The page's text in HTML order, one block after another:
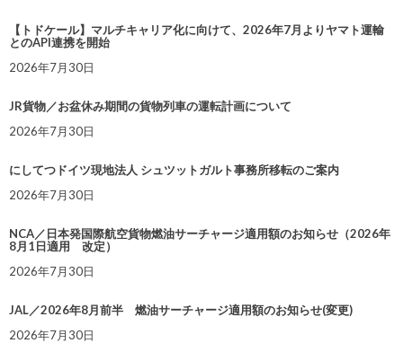
【トドケール】マルチキャリア化に向けて、2026年7月よりヤマト運輸
とのAPI連携を開始
2026年7月30日
JR貨物／お盆休み期間の貨物列車の運転計画について
2026年7月30日
にしてつドイツ現地法人 シュツットガルト事務所移転のご案内
2026年7月30日
NCA／日本発国際航空貨物燃油サーチャージ適用額のお知らせ（2026年
8月1日適用 改定）
2026年7月30日
JAL／2026年8月前半 燃油サーチャージ適用額のお知らせ(変更)
2026年7月30日